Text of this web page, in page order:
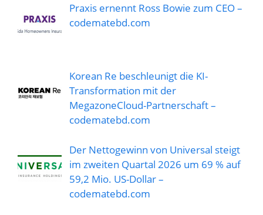
Praxis ernennt Ross Bowie zum CEO –
codematebd.com
Korean Re beschleunigt die KI-
Transformation mit der
MegazoneCloud-Partnerschaft –
codematebd.com
Der Nettogewinn von Universal steigt
im zweiten Quartal 2026 um 69 % auf
59,2 Mio. US-Dollar –
codematebd.com